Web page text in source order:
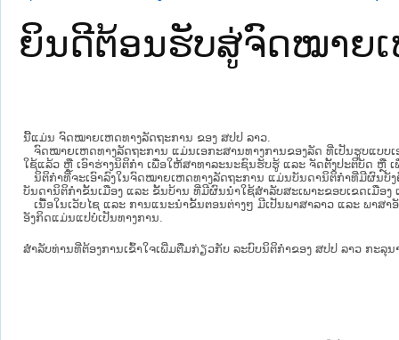
ຍິນດີຕ້ອນຮັບສູ່ຈົດໝາຍເ
ນີ້ແມ່ນ ຈົດໝາຍເຫດທາງລັດຖະການ ຂອງ ສປປ ລາວ.
ຈົດໝາຍເຫດທາງລັດຖະການ ແມ່ນ​ເອ​ກະ​ສານ​ທາງ​ການ​ຂອງ​ລັດ ທີ່​ເປັນ​ຮູບ​ແບບ​
ໃຊ້ແລ້ວ ຫຼື ເອົາຮ່າງນິຕິກໍາ ເພື່ອໃຫ້​ສາ​ທາ​ລະ​ນະ​ຊົນ​ຮັບ​ຮູ້ ແລະ ຈັດ​ຕັ້ງ​ປະ​ຕິ​ບັດ ຫຼື
ນິ​ຕິ​ກຳ​ທີ່​ຈະ​ເອົາ​ລົງ​ໃນ​ຈົດ​ໝາຍ​ເຫດ​ທາງ​ລັດ​ຖະ​ການ ​ແມ່ນ​ບັນ​ດາ​ນິ​ຕິ​ກຳ​ທີ່​ມີ​ຜົນ​ບັ
ບັນ​ດານິ​ຕິ​ກຳ​ຂັ້ນ​ເມືອງ ແລະ ຂັ້ນ​ບ້ານ ​ທີ່​ມີ​ຜົນ​ນຳ​ໃຊ້​ສຳ​ລັບ​ສະ​ເພາະ​ຂອບ​ເຂດ​ເມືອງ
ເນື້ອໃນ​ເວັບ​ໄຊ​ ແລະ ການແນະນໍາຂັ້ນຕອນຕ່າງໆ ມີເປັນພາສາລາວ ແລະ ພາສ
ອັງກິດແມ່ນແປບໍ່ເປັນທາງການ.
ສໍາລັບທ່ານທີ່ຕ້ອງການເຂົ້າໃຈເພີ່ມຕື່ມກ່ຽວກັບ ລະບົບນິຕິກຳຂອງ ສປປ ລາວ ກະລຸນ